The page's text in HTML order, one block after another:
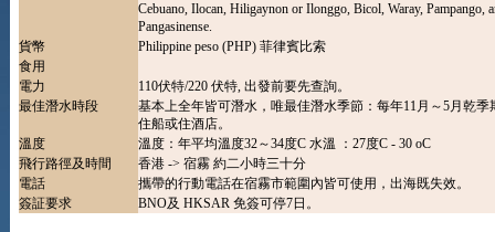
Cebuano, Ilocan, Hiligaynon or Ilonggo, Bicol, Waray, Pampango,
Pangasinense.
貨幣
Philippine peso (PHP) 菲律賓比索
食用
電力
110伏特/220 伏特, 出發前要先查詢。
最佳潛水時段
基本上全年皆可潛水，唯最佳潛水季節：每年11月～5月乾季
住船或住酒店。
溫度
溫度：年平均溫度32～34度C 水溫 ：27度C - 30 oC
飛行路徑及時間
香港 -> 宿霧 約二小時三十分
電話
攜帶的行動電話在宿霧市範圍內皆可使用，出海既失效。
簽証要求
BNO及 HKSAR 免簽可停7日。